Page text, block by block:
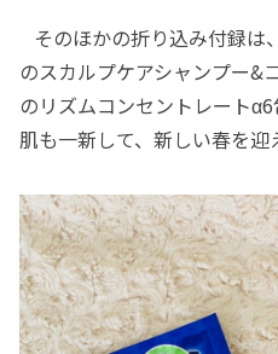
そのほかの折り込み付録は
のスカルプケアシャンプー&
のリズムコンセントレート
肌も一新して、新しい春を迎